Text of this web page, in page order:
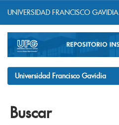
navigation
UNIVERSIDAD FRANCISCO GAVIDIA
Universidad Francisco Gavidia
Buscar